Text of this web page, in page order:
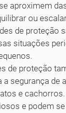
aproximem
ou
de proteção
situações
de proteção
a segurança de
e
e podem